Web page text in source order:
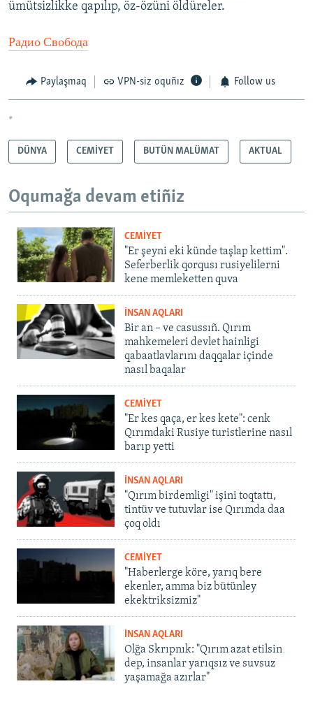
ümütsizlikke qapılıp, öz-özüni öldüreler.
Радио Свобода
Paylaşmaq VPN-siz oquñız Follow us
*
DÜNYA CEMİYET BUTÜN MALÜMAT AKTUAL
Oqumağa devam etiñiz
CEMİYET
"Er şeyni eki künde taşlap kettim".
Seferberlik qorqusı rusiyelilerni
kene memleketten quva
İNSAN AQLARI
Bir an – ve casussıñ. Qırım
mahkemeleri devlet hainligi
qabaatlavlarını daqqalar içinde
nasıl baqalar
CEMİYET
"Er kes qaça, er kes kete": cenk
Qırımdaki Rusiye turistlerine nasıl
barıp yetti
İNSAN AQLARI
"Qırım birdemligi" işini toqtattı,
tintüv ve tutuvlar ise Qırımda daa
çoq oldı
CEMİYET
"Haberlerge köre, yarıq bere
ekenler, amma biz bütünley
ekektriksizmiz"
İNSAN AQLARI
Olğa Skrıpnık: "Qırım azat etilsin
dep, insanlar yarıqsız ve suvsuz
yaşamağa azırlar"